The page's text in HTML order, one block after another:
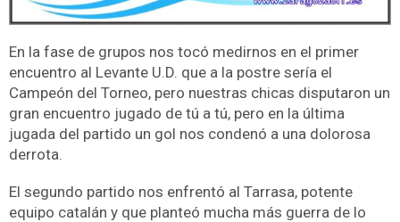
En la fase de grupos nos tocó medirnos en el primer
encuentro al Levante U.D. que a la postre sería el
Campeón del Torneo, pero nuestras chicas disputaron un
gran encuentro jugado de tú a tú, pero en la última
jugada del partido un gol nos condenó a una dolorosa
derrota.
El segundo partido nos enfrentó al Tarrasa, potente
equipo catalán y que planteó mucha más guerra de lo